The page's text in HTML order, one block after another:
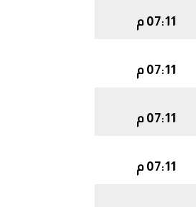
07:11 م
07:11 م
07:11 م
07:11 م